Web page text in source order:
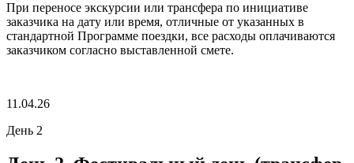
При переносе экскурсии или трансфера по инициативе
заказчика на дату или время, отличные от указанных в
стандартной Программе поездки, все расходы оплачиваются
заказчиком согласно выставленной смете.
11.04.26
День 2